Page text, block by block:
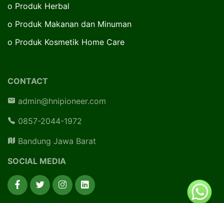
o Produk Herbal
o Produk Makanan dan Minuman
o Produk Kosmetik Home Care
CONTACT
admin@hnipioneer.com
0857-2044-1972
Bandung Jawa Barat
SOCIAL MEDIA